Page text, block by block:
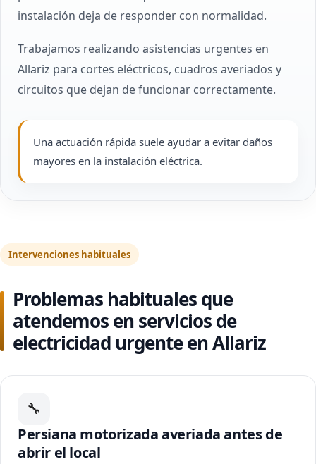
instalación deja de responder con normalidad.
Trabajamos realizando asistencias urgentes en
Allariz para cortes eléctricos, cuadros averiados y
circuitos que dejan de funcionar correctamente.
Una actuación rápida suele ayudar a evitar daños
mayores en la instalación eléctrica.
Intervenciones habituales
Problemas habituales que
atendemos en servicios de
electricidad urgente en Allariz
🔧
Persiana motorizada averiada antes de
abrir el local